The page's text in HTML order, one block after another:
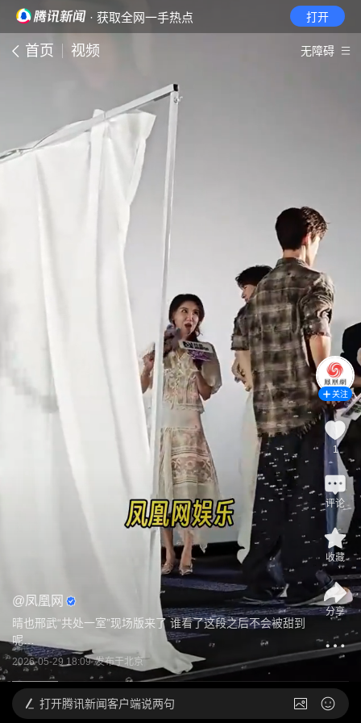
· 获取全网一手热点 打开
首页 视频 无障碍
@凤凰网
晴也邢武“共处一室”现场版来了 谁看了这段之后不会被甜到
呢…
2026-05-29 18:09 发布于北京
关注
1
评论
收藏
分享
打开腾讯新闻客户端说两句